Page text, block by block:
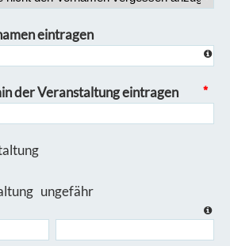
eintragen
der Veranstaltung eintragen *
Veranstaltung
ungefähr